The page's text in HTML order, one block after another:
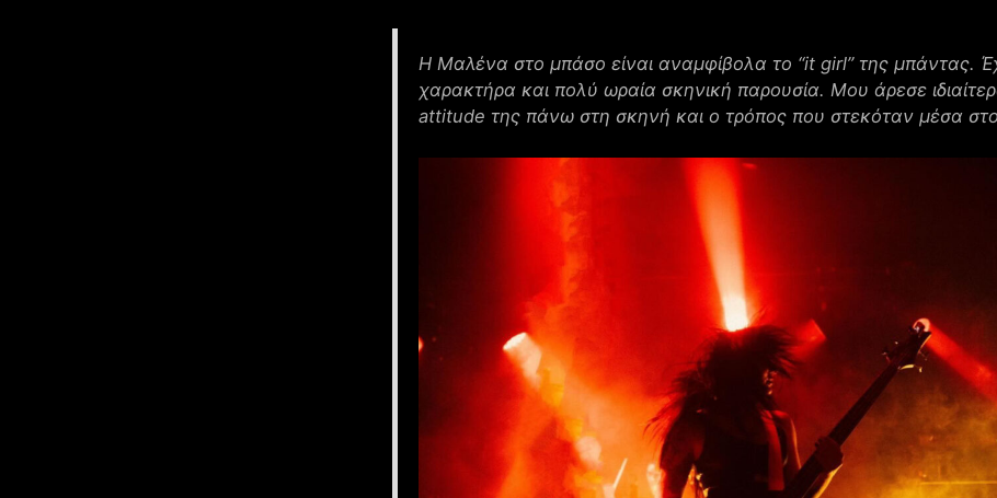
Η Μαλένα στο μπάσο είναι αναμφίβολα το “it girl” της μπάντας.
χαρακτήρα και πολύ ωραία σκηνική παρουσία. Μου άρεσε
attitude της πάνω στη σκηνή και ο τρόπος που στεκόταν μέσα